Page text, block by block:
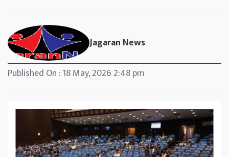
Jagaran News
Published On : 18 May, 2026 2:48 pm